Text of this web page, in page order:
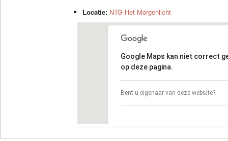
Locatie: NTG Het Morgenlicht
Google Maps kan niet correct
op deze pagina.
Bent u eigenaar van deze website?